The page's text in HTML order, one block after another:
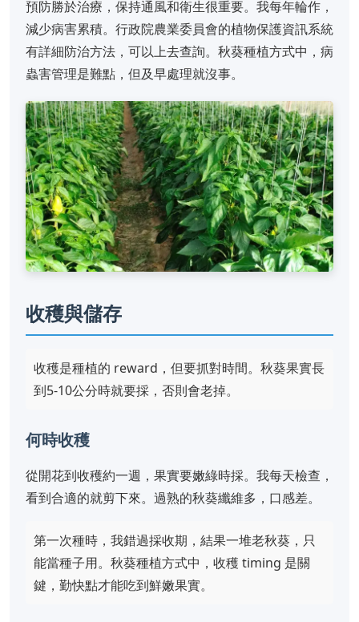
預防勝於治療，保持通風和衛生很重要。我每年輪作，
減少病害累積。行政院農業委員會的植物保護資訊系統
有詳細防治方法，可以上去查詢。秋葵種植方式中，病
蟲害管理是難點，但及早處理就沒事。
收穫與儲存
收穫是種植的 reward，但要抓對時間。秋葵果實長
到5-10公分時就要採，否則會老掉。
何時收穫
從開花到收穫約一週，果實要嫩綠時採。我每天檢查，
看到合適的就剪下來。過熟的秋葵纖維多，口感差。
第一次種時，我錯過採收期，結果一堆老秋葵，只
能當種子用。秋葵種植方式中，收穫 timing 是關
鍵，勤快點才能吃到鮮嫩果實。